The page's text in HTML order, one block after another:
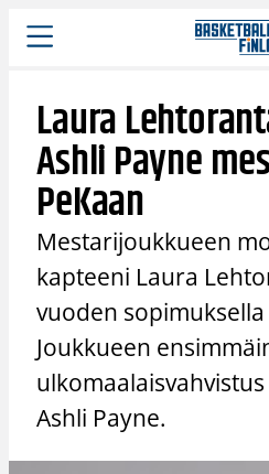
Siirry
sisältöön
Laura
Ashli Payne
PeKaan
Mestarijoukkueen
kapteeni Laura
vuoden sopimuksella
Joukkueen
Ashli Payne.